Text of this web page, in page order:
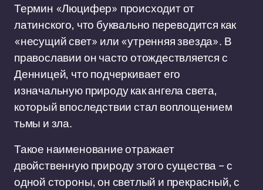
Термин «Люцифер» происходит от
латинского, что буквально переводится как
«несущий свет» или «утренняя звезда». В
православии он часто отождествляется с
Денницей, что подчеркивает его
изначальную природу как ангела света,
который впоследствии стал воплощением
тьмы и зла.
Такое наименование отражает
двойственную природу этого существа – с
одной стороны, он светлый и прекрасный, с